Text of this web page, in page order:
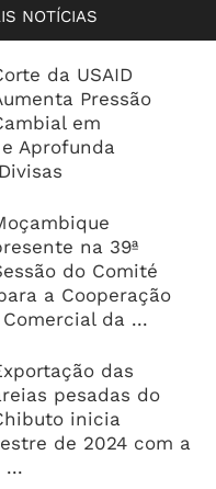
NOTÍCIAS
da USAID
Pressão
em
Aprofunda
na 39ª
do Comité
a Cooperação
da ...
das
pesadas do
inicia
de 2024 com a
...
os objectivos institucionais e
E
Da Nova Agenda
Cimenteira Coloca
Exportações
Milhões E
Zâmbia Ao